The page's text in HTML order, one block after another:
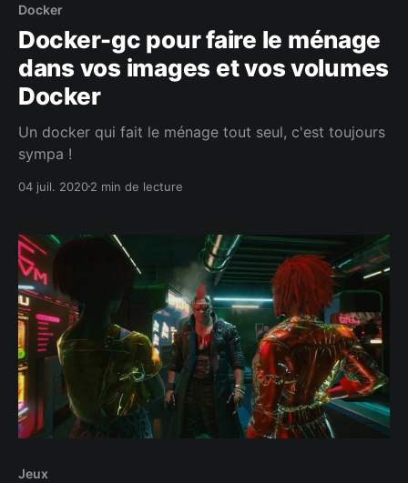
Docker
Docker-gc pour faire le ménage
dans vos images et vos volumes
Docker
Un docker qui fait le ménage tout seul, c'est toujours
sympa !
04 juil. 20202 min de lecture
Jeux